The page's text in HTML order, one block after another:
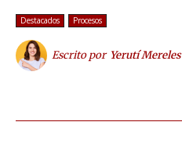
Destacados Procesos
Escrito por Yerutí Mereles